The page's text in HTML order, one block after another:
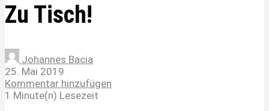
Zu Tisch!
Johannes Bacia
25. Mai 2019
Kommentar hinzufügen
1 Minute(n) Lesezeit